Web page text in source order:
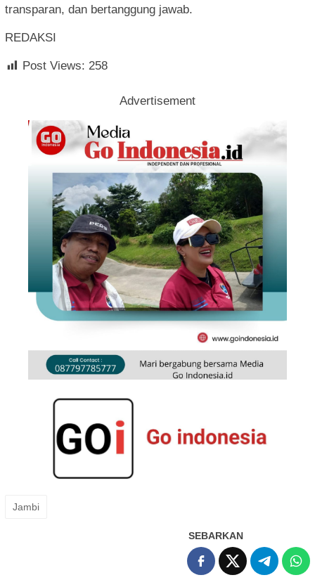
transparan, dan bertanggung jawab.
REDAKSI
Post Views: 258
Advertisement
Jambi
SEBARKAN